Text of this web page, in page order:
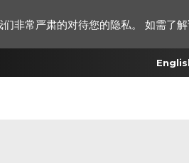
非常严肃的对待您的隐私。 如需了